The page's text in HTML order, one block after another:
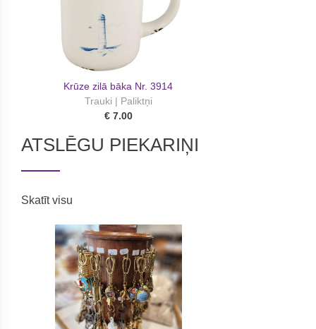
Krūze zilā bāka Nr. 3914
Trauki | Paliktņi
€ 7.00
ATSLĒGU PIEKARIŅI
Skatīt visu